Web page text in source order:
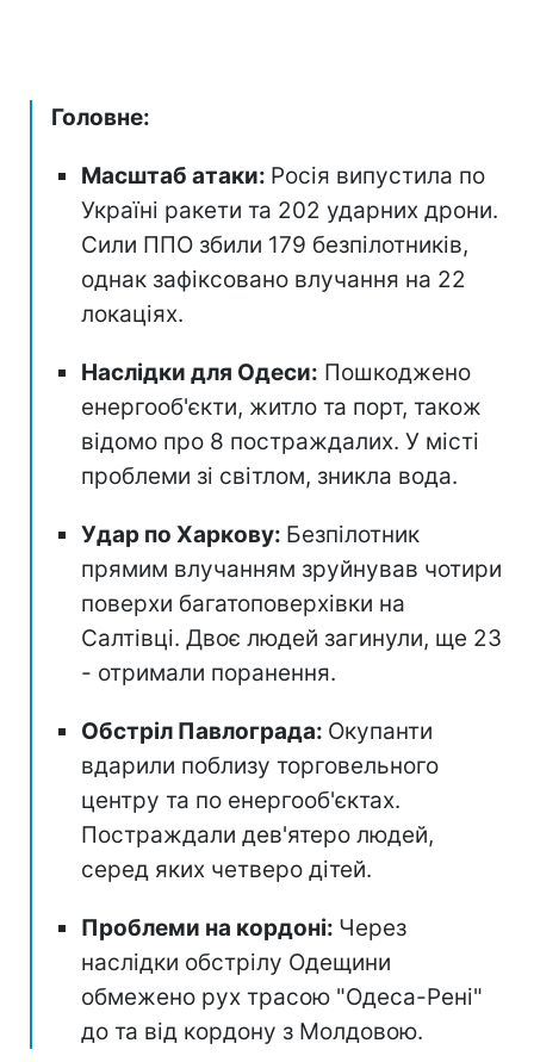
Головне:
Масштаб атаки: Росія випустила по
Україні ракети та 202 ударних дрони.
Сили ППО збили 179 безпілотників,
однак зафіксовано влучання на 22
локаціях.
Наслідки для Одеси: Пошкоджено
енергооб'єкти, житло та порт, також
відомо про 8 постраждалих. У місті
проблеми зі світлом, зникла вода.
Удар по Харкову: Безпілотник
прямим влучанням зруйнував чотири
поверхи багатоповерхівки на
Салтівці. Двоє людей загинули, ще 23
- отримали поранення.
Обстріл Павлограда: Окупанти
вдарили поблизу торговельного
центру та по енергооб'єктах.
Постраждали дев'ятеро людей,
серед яких четверо дітей.
Проблеми на кордоні: Через
наслідки обстрілу Одещини
обмежено рух трасою "Одеса-Рені"
до та від кордону з Молдовою.